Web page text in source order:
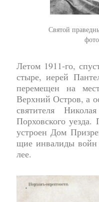
Святой
Летом 1911-го,
сты­ре, иерей
пе­ре­ме­щен на
Верх­ний Ост­ров, а
святителя
Порховского
устроен Дом
щие ин­ва­ли­ды
лее.